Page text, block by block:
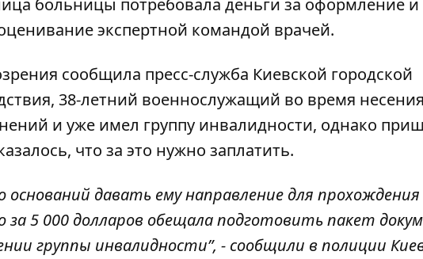
больницы потребовала деньги за оформление и
экспертной командой врачей.
сообщила пресс-служба Киевской городской
38-летний военнослужащий во время
и уже имел группу инвалидности, однако
что за это нужно заплатить.
оснований давать ему направление для прохождения
за 5 000 долларов обещала подготовить пакет
группы инвалидности”, - сообщили в полиции